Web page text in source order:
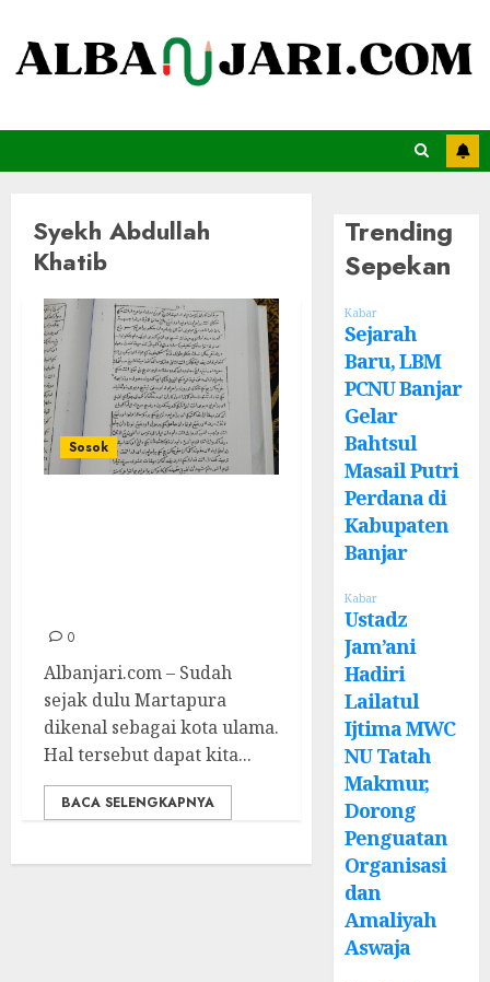
Syekh Abdullah
Khatib
Sosok
0
Albanjari.com – Sudah
sejak dulu Martapura
dikenal sebagai kota ulama.
Hal tersebut dapat kita...
BACA SELENGKAPNYA
Trending
Sepekan
Kabar
Sejarah
Baru, LBM
PCNU Banjar
Gelar
Bahtsul
Masail Putri
Perdana di
Kabupaten
Banjar
Kabar
Ustadz
Jam’ani
Hadiri
Lailatul
Ijtima MWC
NU Tatah
Makmur,
Dorong
Penguatan
Organisasi
dan
Amaliyah
Aswaja